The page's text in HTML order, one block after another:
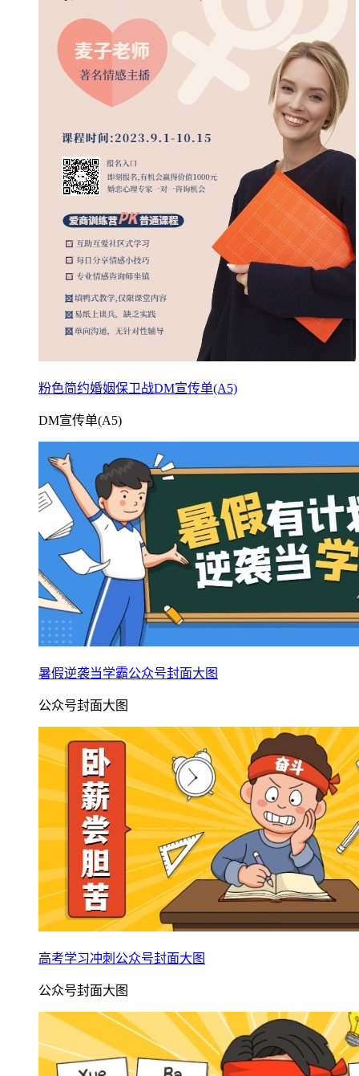
粉色简约婚姻保卫战DM宣传单(A5)
DM宣传单(A5)
暑假逆袭当学霸公众号封面大图
公众号封面大图
高考学习冲刺公众号封面大图
公众号封面大图